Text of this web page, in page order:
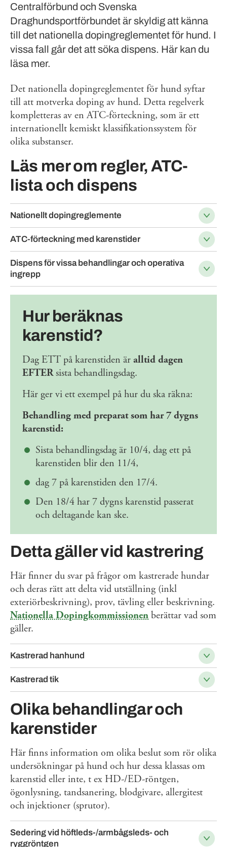
Centralförbund och Svenska
Draghundsportförbundet är skyldig att känna
till det nationella dopingreglementet för hund. I
vissa fall går det att söka dispens. Här kan du
läsa mer.
Det nationella dopingreglementet för hund syftar
till att motverka doping av hund. Detta regelverk
kompletteras av en ATC-förteckning, som är ett
internationellt kemiskt klassifikationssystem för
olika substanser.
Läs mer om regler, ATC-
lista och dispens
Nationellt dopingreglemente
ATC-förteckning med karenstider
Dispens för vissa behandlingar och operativa
ingrepp
Hur beräknas
karenstid?
Dag ETT på karenstiden är alltid dagen
EFTERsista behandlingsdag.
Här ger vi ett exempel på hur du ska räkna:
Behandling med preparat som har 7 dygns
karenstid:
Sista behandlingsdag är 10/4, dag ett på
karenstiden blir den 11/4,
dag 7 på karenstiden den 17/4.
Den 18/4 har 7 dygns karenstid passerat
och deltagande kan ske.
Detta gäller vid kastrering
Här finner du svar på frågor om kastrerade hundar
och deras rätt att delta vid utställning (inkl
exteriörbeskrivning), prov, tävling eller beskrivning.
Nationella Dopingkommissionen berättar vad som
gäller.
Kastrerad hanhund
Kastrerad tik
Olika behandlingar och
karenstider
Här finns information om olika beslut som rör olika
undersökningar på hund och hur dessa klassas om
karenstid eller inte, t ex HD-/ED-röntgen,
ögonlysning, tandsanering, blodgivare, allergitest
och injektioner (sprutor).
Sedering vid höftleds-/armbågsleds- och
ryggröntgen